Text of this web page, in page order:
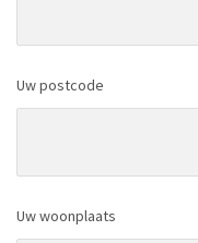
Uw postcode
Uw woonplaats